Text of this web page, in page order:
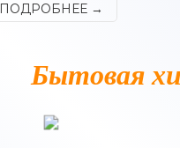
ПОДРОБНЕЕ →
Бытовая